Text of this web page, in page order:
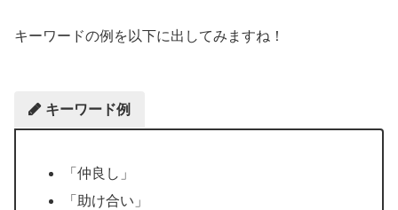
キーワードの例を以下に出してみますね！
キーワード例
「仲良し」
「助け合い」